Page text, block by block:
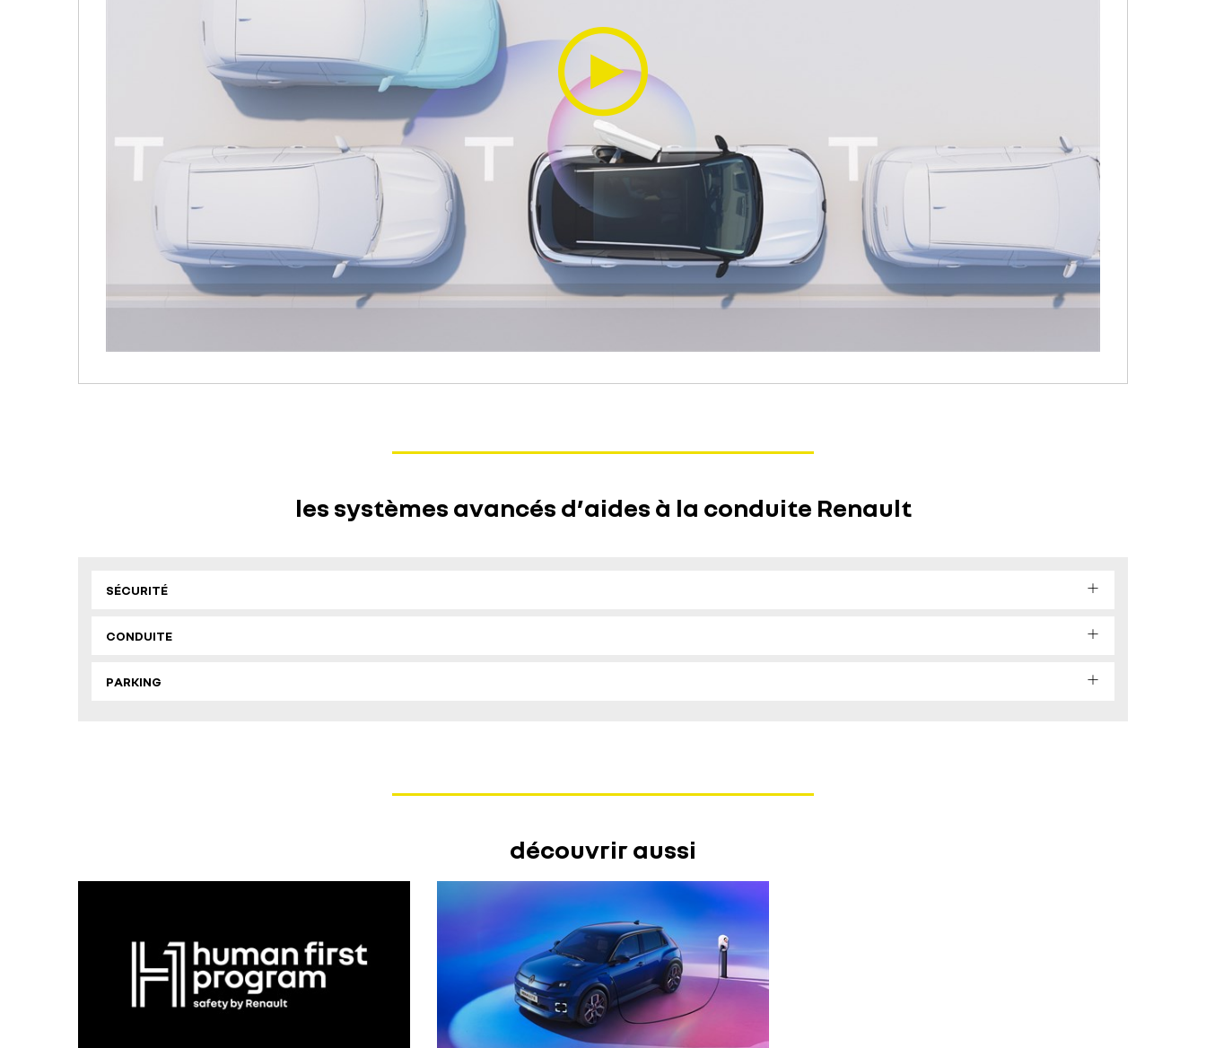
les systèmes avancés d’aides à la conduite Renault
SÉCURITÉ
CONDUITE
PARKING
découvrir aussi